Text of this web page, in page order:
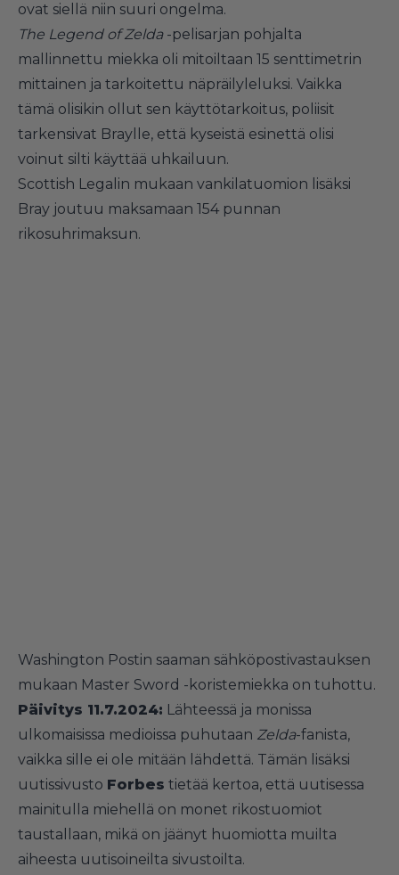
ovat siellä niin suuri ongelma.
The Legend of Zelda-pelisarjan pohjalta
mallinnettu miekka oli mitoiltaan 15 senttimetrin
mittainen ja tarkoitettu näpräilyleluksi. Vaikka
tämä olisikin ollut sen käyttötarkoitus, poliisit
tarkensivat Braylle, että kyseistä esinettä olisi
voinut silti käyttää uhkailuun.
Scottish Legalin mukaan vankilatuomion lisäksi
Bray joutuu maksamaan 154 punnan
rikosuhrimaksun.
Washington Postin saaman sähköpostivastauksen
mukaan Master Sword -koristemiekka on tuhottu.
Päivitys 11.7.2024: Lähteessä ja monissa
ulkomaisissa medioissa puhutaan Zelda-fanista,
vaikka sille ei ole mitään lähdettä. Tämän lisäksi
uutissivusto Forbes tietää kertoa, että uutisessa
mainitulla miehellä on monet rikostuomiot
taustallaan, mikä on jäänyt huomiotta muilta
aiheesta uutisoineilta sivustoilta.